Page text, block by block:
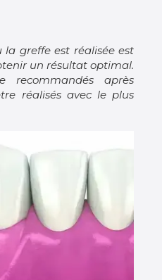
la greffe est réalisée est
un résultat optimal.
recommandés après
réalisés avec le plus